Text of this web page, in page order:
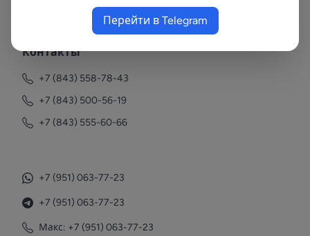
с 2002 года.
Контакты
+7 (843) 558-78-43
+7 (843) 500-56-19
+7 (843) 555-60-66
+7 (951) 063-77-23
+7 (951) 063-77-23
Макс: +7 (951) 063-77-23
Перейти в Telegram